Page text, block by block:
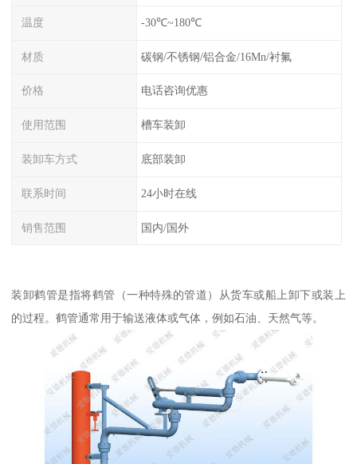
温度 -30℃~180℃
材质 碳钢/不锈钢/铝合金/16Mn/衬氟
价格 电话咨询优惠
使用范围 槽车装卸
装卸车方式 底部装卸
联系时间 24小时在线
销售范围 国内/国外
装卸鹤管是指将鹤管（一种特殊的管道）从货车或船上卸下或装上
的过程。鹤管通常用于输送液体或气体，例如石油、天然气等。